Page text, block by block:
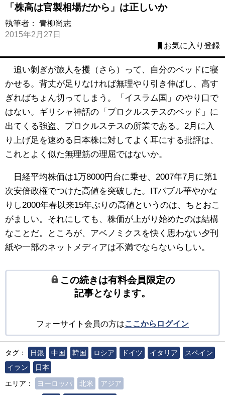
「株高は官製相場だから」は正しいか
執筆者： 青柳尚志
2015年2月27日
お気に入り登録
追い剝ぎが旅人を攫（さら）って、自分のベッドに寝
かせる。背丈が足りなければ無理やり引き伸ばし、高す
ぎればちょん切ってしまう。「イスラム国」のやり口で
はない。ギリシャ神話の「プロクルステスのベッド」に
出てくる強盗、プロクルステスの所業である。2月に入
り上げ足を速める日本株に対してよく耳にする批評は、
これとよく似た無理筋の理屈ではないか。
日経平均株価は1万8000円台に乗せ、2007年7月に第1
次安倍政権でつけた高値を突破した。ITバブル華やかな
りし2000年春以来15年ぶりの高値というのは、ちとおこ
がましい。それにしても、株価が上がり始めたのは結構
なことだ。ところが、アベノミクスを快く思わない夕刊
紙や一部のネットメディアは不満でならないらしい。
この続きは有料会員限定の
記事となります。
フォーサイト会員の方はここからログイン
タグ： 日銀 中国 韓国 ロシア ドイツ イタリア
スペイン
イラン
日本
エリア：
ヨーロッパ 北米
アジア